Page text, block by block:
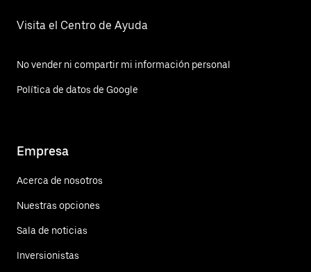
Visita el Centro de Ayuda
No vender ni compartir mi información personal
Política de datos de Google
Empresa
Acerca de nosotros
Nuestras opciones
Sala de noticias
Inversionistas